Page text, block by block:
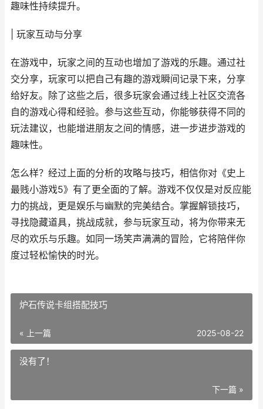
趣味性持续提升。
| 玩家互动与分享
在游戏中，玩家之间的互动也增加了游戏的乐趣。通过社
交分享，玩家可以把自己有趣的游戏瞬间记录下来，分享
给好友。除了这些之后，很多玩家会通过线上社区交流各
自的游戏心得和经验。参与这些互动，你能够获得不同的
玩法建议，也能增进朋友之间的情感，进一步进步游戏的
趣味性。
怎么样？经过上面的分析的攻略与技巧，相信你对《史上
最贱小游戏5》有了更全面的了解。游戏不仅仅是对反应能
力的挑战，更是娱乐与幽默的完美结合。掌握解锁技巧，
寻找隐藏道具，挑战成就，参与玩家互动，将为你带来无
尽的欢乐与乐趣。如同一场笑声满满的冒险，它将陪伴你
度过轻松愉快的时光。
炉石传说卡组搭配技巧
« 上一篇 2025-08-22
没有了！
下一篇 »